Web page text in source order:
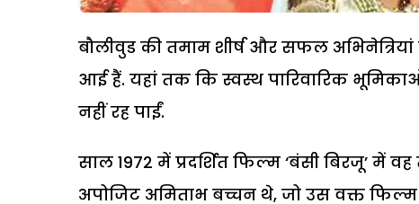
बौलीवुड की तमाम शीर्ष और सफल
आई हैं. यहां तक कि स्वस्थ पारिवारिक
नहीं रह पाईं.
साल 1972 में प्रदर्शित फिल्म ‘बंसी बिरजू’
अपोजिट अमिताभ बच्चन थे, जो उस वक्त फिल्म